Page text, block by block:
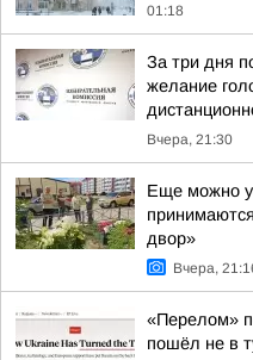
01:18
За три дня
желание
Вчера, 21:30
Еще можно
двор»
Вчера,
«Перелом»
пошёл не в